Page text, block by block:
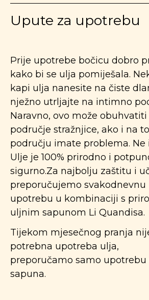
Upute za upotrebu
Prije upotrebe bočicu dobro
kako bi se ulja pomiješala.
kapi ulja nanesite na čiste
nježno utrljajte na intimno
Naravno, ovo može obuhvatiti
područje stražnjice, ako i na
području imate problema. Ne
Ulje je 100% prirodno i
sigurno.Za najbolju zaštitu i
preporučujemo svakodnevnu
upotrebu u kombinaciji s
uljnim sapunom Li Quandisa.
Tijekom mjesečnog pranja
potrebna upotreba ulja,
preporučamo samo upotrebu
sapuna.